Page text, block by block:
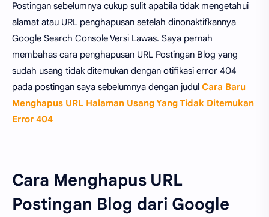
Postingan sebelumnya cukup sulit apabila tidak mengetahui
alamat atau URL penghapusan setelah dinonaktifkannya
Google Search Console Versi Lawas. Saya pernah
membahas cara penghapusan URL Postingan Blog yang
sudah usang tidak ditemukan dengan otifikasi error 404
pada postingan saya sebelumnya dengan judul Cara Baru
Menghapus URL Halaman Usang Yang Tidak Ditemukan
Error 404
Cara Menghapus URL
Postingan Blog dari Google